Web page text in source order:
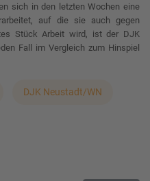
sich in den letzten Wochen eine
auf die sie auch gegen
Stück Arbeit wird, ist der DJK
Fall im Vergleich zum Hinspiel
DJK Neustadt/WN